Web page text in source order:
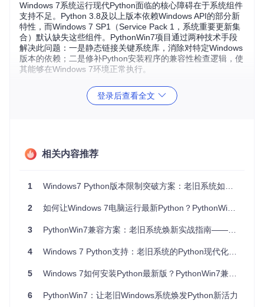
Windows 7系统运行现代Python面临的核心障碍在于系统组件
支持不足。Python 3.8及以上版本依赖Windows API的部分新
特性，而Windows 7 SP1（Service Pack 1，系统重要更新集
合）默认缺失这些组件。PythonWin7项目通过两种技术手段
解决此问题：一是静态链接关键系统库，消除对特定Windows
版本的依赖；二是修补Python安装程序的兼容性检查逻辑，使
其能够在Windows 7环境正常执行。
执行兼容性检测前，建议完成两项准备工作：首先通过
命令确认系统已安装SP1更新（系统版本号应显示为6.1.760
PythonWin7项目提供的版本矩阵覆盖3.8到3.14系列，每个版
ip）、NuGet包（nupkg）和文档文件（chm）。不同版本在
Python
版本
状态
核心优化 适用场景
完全
基础兼容性适配
老旧硬件最
性能优化与安全更
推荐新手用
登录后查看全文
相关内容推荐
1 Windows7 Python版本限制突破方案：老旧系统如何运行Python3.14
2 如何让Windows 7电脑运行最新Python？PythonWin7的3大核心价值与实战指南
3 PythonWin7兼容方案：老旧系统焕新实战指南——3大突破解锁Windows 7 Python 3.14+运行能力
4 Windows 7 Python支持：老旧系统的Python现代化解决方案
5 Windows 7如何安装Python最新版？PythonWin7兼容性突破指南
6 PythonWin7：让老旧Windows系统焕发Python新活力